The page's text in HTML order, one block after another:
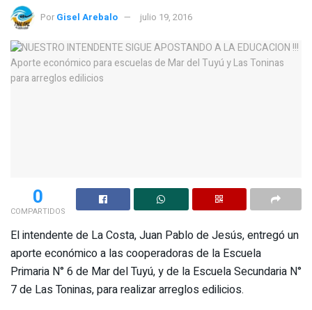
Por Gisel Arebalo julio 19, 2016
0
COMPARTIDOS
El intendente de La Costa, Juan Pablo de Jesús, entregó un
aporte económico a las cooperadoras de la Escuela
Primaria N° 6 de Mar del Tuyú, y de la Escuela Secundaria N°
7 de Las Toninas, para realizar arreglos edilicios.